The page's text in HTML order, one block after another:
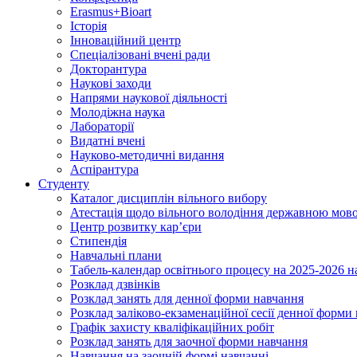
Erasmus+Bioart
Історія
Інноваційний центр
Спеціалізовані вчені ради
Докторантура
Наукові заходи
Напрями наукової діяльності
Молодіжна наука
Лабораторії
Видатні вчені
Науково-методичні видання
Аспірантура
Студенту
Каталог дисциплін вільного вибору
Атестація щодо вільного володіння державною
Центр розвитку кар’єри
Стипендія
Навчальні плани
Табель-календар освітнього процесу на 2025-2026
Розклад дзвінків
Розклад занять для денної форми навчання
Розклад заліково-екзаменаційної сесії денної
Графік захисту кваліфікаційних робіт
Розклад занять для заочної форми навчання